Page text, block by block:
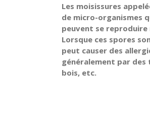
Les moisissures
de micro-organismes
peuvent se
Lorsque ces spores
peut causer des
généralement par des
bois, etc.